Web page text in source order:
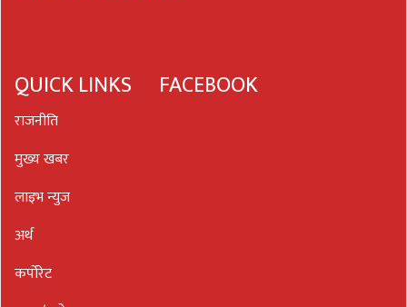
QUICK LINKS
राजनीति
मुख्य खबर
लाइभ न्युज
अर्थ
कर्पोरेट
FACEBOOK